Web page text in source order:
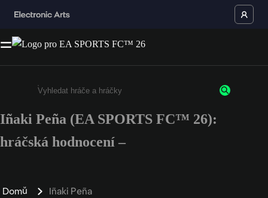
Enter a minimum of 3 characters or numbers
Iñaki Peña (EA SPORTS FC™ 26):
hráčská hodnocení –
Domů Iñaki Peña